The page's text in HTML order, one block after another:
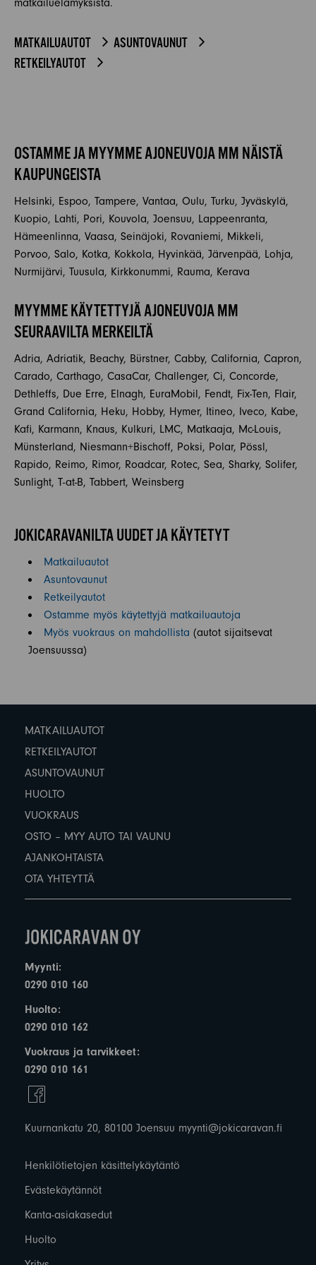
matkailuelämyksistä.
MATKAILUAUTOT
ASUNTOVAUNUT
RETKEILYAUTOT
OSTAMME JA MYYMME AJONEUVOJA MM NÄISTÄ
KAUPUNGEISTA
Helsinki, Espoo, Tampere, Vantaa, Oulu, Turku, Jyväskylä,
Kuopio, Lahti, Pori, Kouvola, Joensuu, Lappeenranta,
Hämeenlinna, Vaasa, Seinäjoki, Rovaniemi, Mikkeli,
Porvoo, Salo, Kotka, Kokkola, Hyvinkää, Järvenpää, Lohja,
Nurmijärvi, Tuusula, Kirkkonummi, Rauma, Kerava
MYYMME KÄYTETTYJÄ AJONEUVOJA MM
SEURAAVILTA MERKEILTÄ
Adria, Adriatik, Beachy, Bürstner, Cabby, California, Capron,
Carado, Carthago, CasaCar, Challenger, Ci, Concorde,
Dethleffs, Due Erre, Elnagh, EuraMobil, Fendt, Fix-Ten, Flair,
Grand California, Heku, Hobby, Hymer, Itineo, Iveco, Kabe,
Kafi, Karmann, Knaus, Kulkuri, LMC, Matkaaja, Mc-Louis,
Münsterland, Niesmann+Bischoff, Poksi, Polar, Pössl,
Rapido, Reimo, Rimor, Roadcar, Rotec, Sea, Sharky, Solifer,
Sunlight, T-at-B, Tabbert, Weinsberg
JOKICARAVANILTA UUDET JA KÄYTETYT
Matkailuautot
Asuntovaunut
Retkeilyautot
Ostamme myös käytettyjä matkailuautoja
Myös vuokraus on mahdollista (autot sijaitsevat
Joensuussa)
MATKAILUAUTOT
RETKEILYAUTOT
ASUNTOVAUNUT
HUOLTO
VUOKRAUS
OSTO – MYY AUTO TAI VAUNU
AJANKOHTAISTA
OTA YHTEYTTÄ
Myynti:
0290 010 160
Huolto:
0290 010 162
Vuokraus ja tarvikkeet:
0290 010 161
Kuurnankatu 20, 80100 Joensuu myynti@jokicaravan.fi
Henkilötietojen käsittelykäytäntö
Evästekäytännöt
Kanta-asiakasedut
Huolto